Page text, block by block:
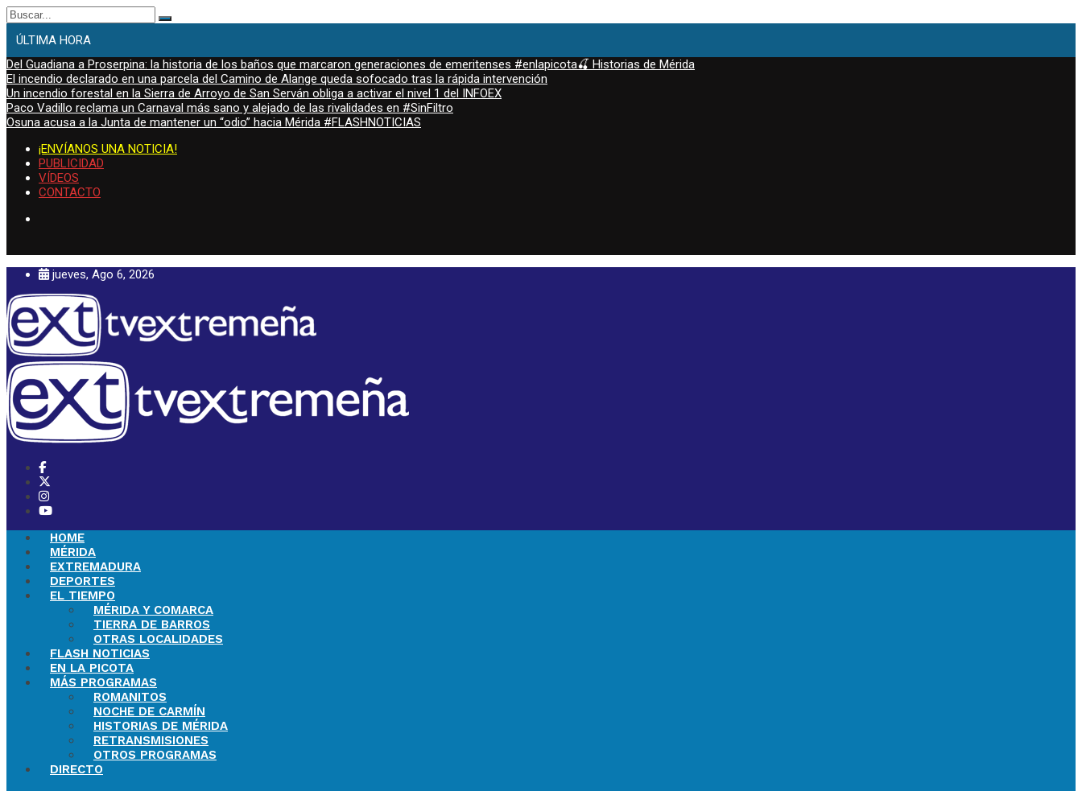
Buscar:
ÚLTIMA HORA
Del Guadiana a Proserpina: la historia de los baños que marcaron generaciones de emeritenses #enlapicota🍒 Historias de Mérida
El incendio declarado en una parcela del Camino de Alange queda sofocado tras la rápida intervención
Un incendio forestal en la Sierra de Arroyo de San Serván obliga a activar el nivel 1 del INFOEX
Paco Vadillo reclama un Carnaval más sano y alejado de las rivalidades en #SinFiltro
Osuna acusa a la Junta de mantener un “odio” hacia Mérida #FLASHNOTICIAS
¡ENVÍANOS UNA NOTICIA!
PUBLICIDAD
VÍDEOS
CONTACTO
jueves, Ago 6, 2026
HOME
MÉRIDA
EXTREMADURA
DEPORTES
EL TIEMPO
MÉRIDA Y COMARCA
TIERRA DE BARROS
OTRAS LOCALIDADES
FLASH NOTICIAS
EN LA PICOTA
MÁS PROGRAMAS
ROMANITOS
NOCHE DE CARMÍN
HISTORIAS DE MÉRIDA
RETRANSMISIONES
OTROS PROGRAMAS
DIRECTO